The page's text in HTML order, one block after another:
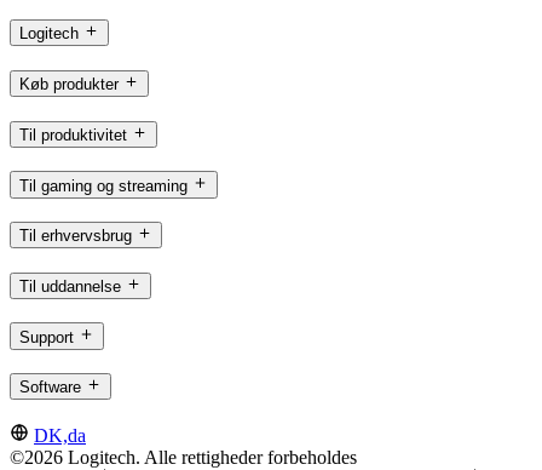
Logitech
Køb produkter
Til produktivitet
Til gaming og streaming
Til erhvervsbrug
Til uddannelse
Support
Software
DK,da
©2026 Logitech. Alle rettigheder forbeholdes